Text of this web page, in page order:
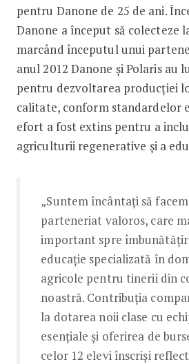
pentru Danone de 25 de ani.
Danone a început să colecteze
marcând începutul unui
anul 2012 Danone și Polaris au
pentru dezvoltarea producției
calitate, conform standardelor
efort a fost extins pentru a
agriculturii regenerative și a
„Suntem încântați să
parteneriat valoros, care
important spre
educație specializată în
agricole pentru tinerii din
noastră. Contribuția
la dotarea noii clase cu
esențiale și oferirea de
celor 12 elevi înscriși